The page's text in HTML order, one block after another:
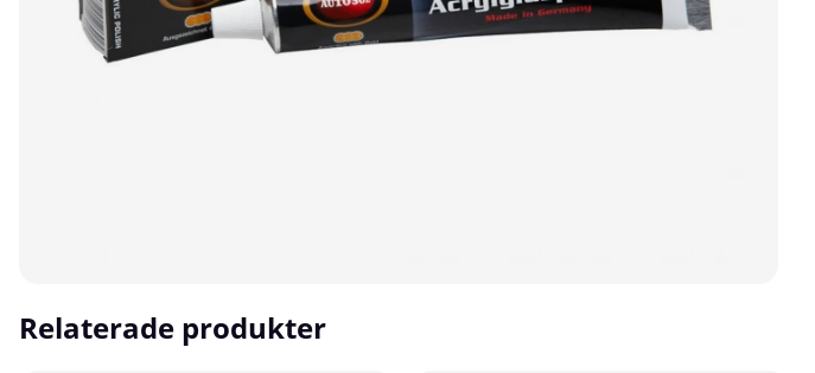
Relaterade produkter